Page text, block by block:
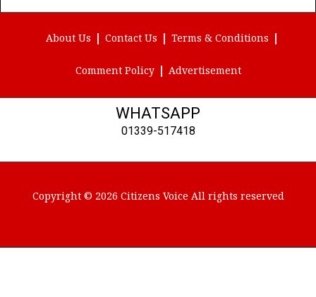
(Twitter)
About Us Contact Us Terms & Conditions
Comment Policy Advertisement
WHATSAPP
01339-517418
Copyright © 2026 Citizens Voice All rights reserved